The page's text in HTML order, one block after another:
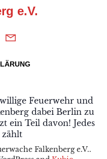
e.V.
Feuerwehr und
dabei Berlin zu
ein Teil davon! Jedes
Falkenberg e.V..